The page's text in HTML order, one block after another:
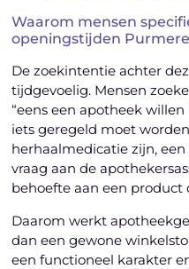
Waarom mensen
openingstijden
De zoekintentie achter
tijdgevoelig. Mensen
“eens een apotheek
iets geregeld moet
herhaalmedicatie zijn,
vraag aan de
behoefte aan een
Daarom werkt
dan een gewone
een functioneel karakter